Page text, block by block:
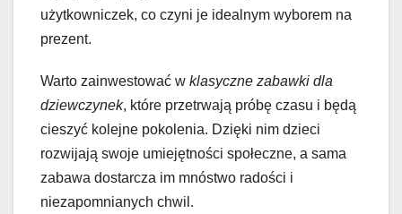
użytkowniczek, co czyni je idealnym wyborem na
prezent.
Warto zainwestować w klasyczne zabawki dla
dziewczynek, które przetrwają próbę czasu i będą
cieszyć kolejne pokolenia. Dzięki nim dzieci
rozwijają swoje umiejętności społeczne, a sama
zabawa dostarcza im mnóstwo radości i
niezapomnianych chwil.